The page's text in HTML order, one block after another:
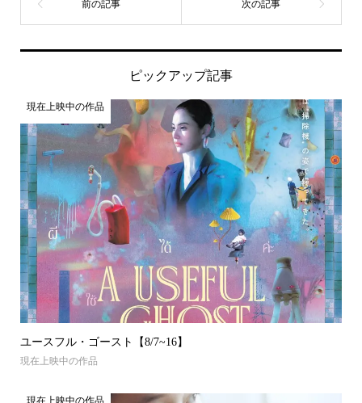
ピックアップ記事
現在上映中の作品
ユースフル・ゴースト【8/7~16】
現在上映中の作品